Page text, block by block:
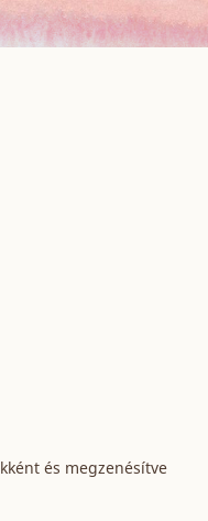
és megzenésítve